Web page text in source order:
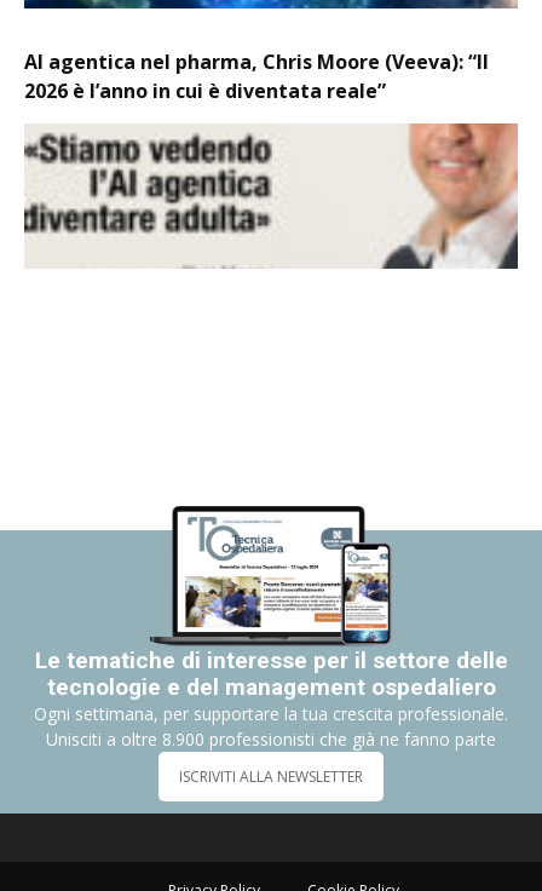
AI agentica nel pharma, Chris Moore (Veeva): “Il
2026 è l’anno in cui è diventata reale”
Le tematiche di interesse per il settore delle
tecnologie e del management ospedaliero
Ogni settimana, per supportare la tua crescita professionale.
Unisciti a oltre 8.900 professionisti che già ne fanno parte
ISCRIVITI ALLA NEWSLETTER